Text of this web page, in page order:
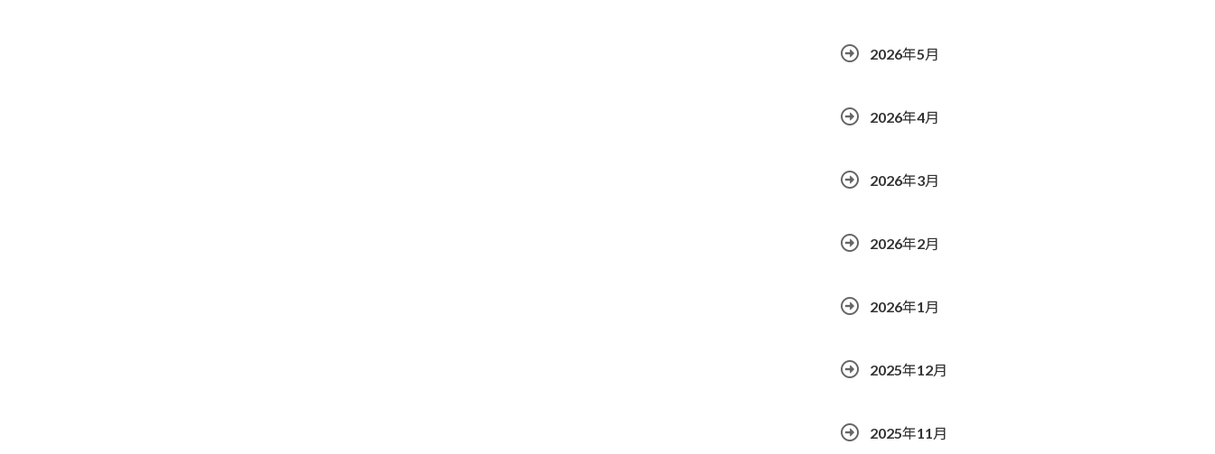
2026年5月
2026年4月
2026年3月
2026年2月
2026年1月
2025年12月
2025年11月